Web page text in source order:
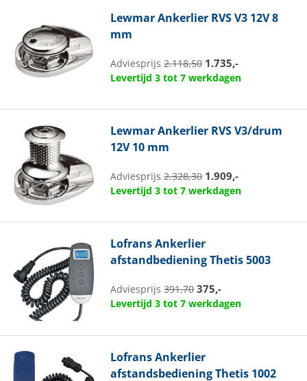
LewmarAnkerlier RVS V3 12V 8
mm
Adviesprijs2.118,50 1.735,-
Levertijd 3 tot 7 werkdagen
LewmarAnkerlier RVS V3/drum
12V 10 mm
Adviesprijs2.328,30 1.909,-
Levertijd 3 tot 7 werkdagen
LofransAnkerlier
afstandbediening Thetis 5003
Adviesprijs391,70 375,-
Levertijd 3 tot 7 werkdagen
LofransAnkerlier
afstandsbediening Thetis 1002